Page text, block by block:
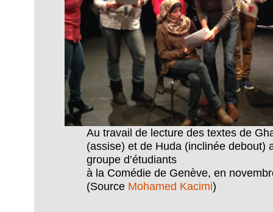
Au travail de lecture des textes de
(assise) et de Huda (inclinée debout)
groupe d’étudiants
à la Comédie de Genève, en
(Source Mohamed Kacimi)